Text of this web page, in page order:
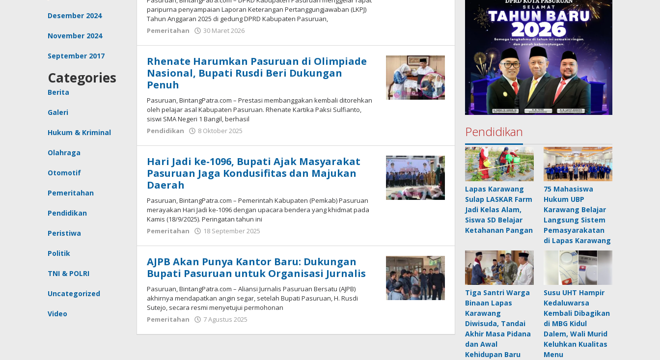
Desember 2024
November 2024
September 2017
Categories
Berita
Galeri
Hukum & Kriminal
Olahraga
Otomotif
Pemeritahan
Pendidikan
Peristiwa
Politik
TNI & POLRI
Uncategorized
Video
paripurna penyampaian Laporan Keterangan Pertanggungjawaban (LKPJ)
Tahun Anggaran 2025 di gedung DPRD Kabupaten Pasuruan,
Pemeritahan
30 Maret 2026
Rhenate Harumkan Pasuruan di Olimpiade
Nasional, Bupati Rusdi Beri Dukungan
Penuh
Pasuruan, BintangPatra.com – Prestasi membanggakan kembali ditorehkan
oleh pelajar asal Kabupaten Pasuruan. Rhenate Kartika Paksi Sulfianto,
siswi SMA Negeri 1 Bangil, berhasil
Pendidikan
8 Oktober 2025
Hari Jadi ke-1096, Bupati Ajak Masyarakat
Pasuruan Jaga Kondusifitas dan Majukan
Daerah
Pasuruan, BintangPatra.com – Pemerintah Kabupaten (Pemkab) Pasuruan
merayakan Hari Jadi ke-1096 dengan upacara bendera yang khidmat pada
Kamis (18/9/2025). Peringatan tahun ini
Pemeritahan
18 September 2025
AJPB Akan Punya Kantor Baru: Dukungan
Bupati Pasuruan untuk Organisasi Jurnalis
Pasuruan, BintangPatra.com – Aliansi Jurnalis Pasuruan Bersatu (AJPB)
akhirnya mendapatkan angin segar, setelah Bupati Pasuruan, H. Rusdi
Sutejo, secara resmi menyetujui permohonan
Pemeritahan
7 Agustus 2025
Pendidikan
Lapas Karawang
Sulap LASKAR Farm
Jadi Kelas Alam,
Siswa SD Belajar
Ketahanan Pangan
75 Mahasiswa
Hukum UBP
Karawang Belajar
Langsung Sistem
Pemasyarakatan
di Lapas Karawang
Tiga Santri Warga
Binaan Lapas
Karawang
Diwisuda, Tandai
Akhir Masa Pidana
dan Awal
Kehidupan Baru
Susu UHT Hampir
Kedaluwarsa
Kembali Dibagikan
di MBG Kidul
Dalem, Wali Murid
Keluhkan Kualitas
Menu